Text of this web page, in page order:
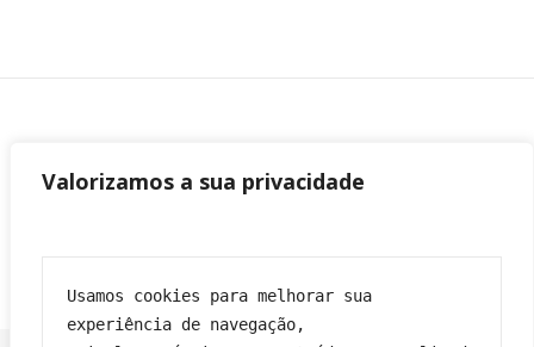
Valorizamos a sua privacidade
Usamos cookies para melhorar sua
experiência de navegação,